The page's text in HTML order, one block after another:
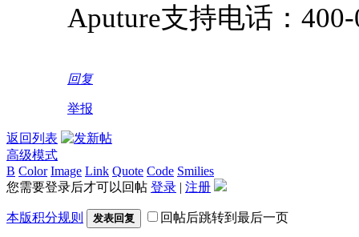
Aputure支持电话：
回复
举报
返回列表
高级模式
B Color Image Link Quote Code Smilies
您需要登录后才可以回帖 登录 | 注册
本版积分规则 发表回复 回帖后跳转到最后一页